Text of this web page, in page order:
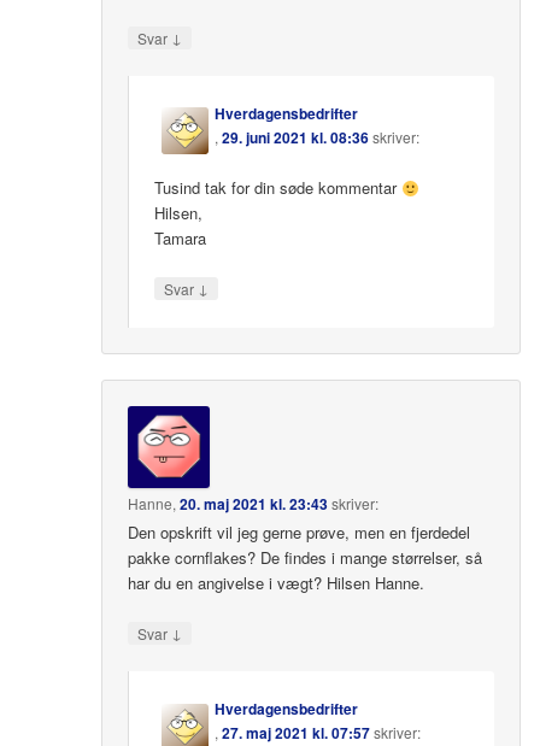
Svar ↓
Hverdagensbedrifter
,29. juni 2021 kl. 08:36skriver:
Tusind tak for din søde kommentar
Hilsen,
Tamara
Svar ↓
Hanne,20. maj 2021 kl. 23:43skriver:
Den opskrift vil jeg gerne prøve, men en fjerdedel
pakke cornflakes? De findes i mange størrelser, så
har du en angivelse i vægt? Hilsen Hanne.
Svar ↓
Hverdagensbedrifter
,27. maj 2021 kl. 07:57skriver: